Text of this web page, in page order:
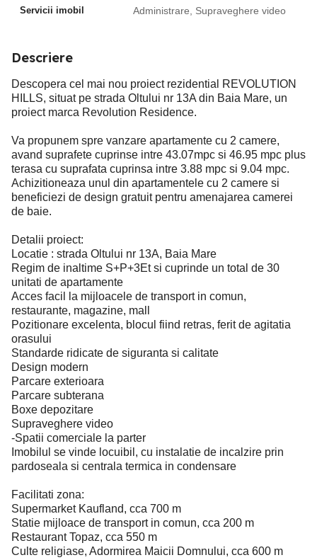
Servicii imobil Administrare, Supraveghere video
Descriere
Descopera cel mai nou proiect rezidential REVOLUTION
HILLS, situat pe strada Oltului nr 13A din Baia Mare, un
proiect marca Revolution Residence.
Va propunem spre vanzare apartamente cu 2 camere,
avand suprafete cuprinse intre 43.07mpc si 46.95 mpc plus
terasa cu suprafata cuprinsa intre 3.88 mpc si 9.04 mpc.
Achizitioneaza unul din apartamentele cu 2 camere si
beneficiezi de design gratuit pentru amenajarea camerei
de baie.
Detalii proiect:
Locatie : strada Oltului nr 13A, Baia Mare
Regim de inaltime S+P+3Et si cuprinde un total de 30
unitati de apartamente
Acces facil la mijloacele de transport in comun,
restaurante, magazine, mall
Pozitionare excelenta, blocul fiind retras, ferit de agitatia
orasului
Standarde ridicate de siguranta si calitate
Design modern
Parcare exterioara
Parcare subterana
Boxe depozitare
Supraveghere video
-Spatii comerciale la parter
Imobilul se vinde locuibil, cu instalatie de incalzire prin
pardoseala si centrala termica in condensare
Facilitati zona:
Supermarket Kaufland, cca 700 m
Statie mijloace de transport in comun, cca 200 m
Restaurant Topaz, cca 550 m
Culte religiase, Adormirea Maicii Domnului, cca 600 m